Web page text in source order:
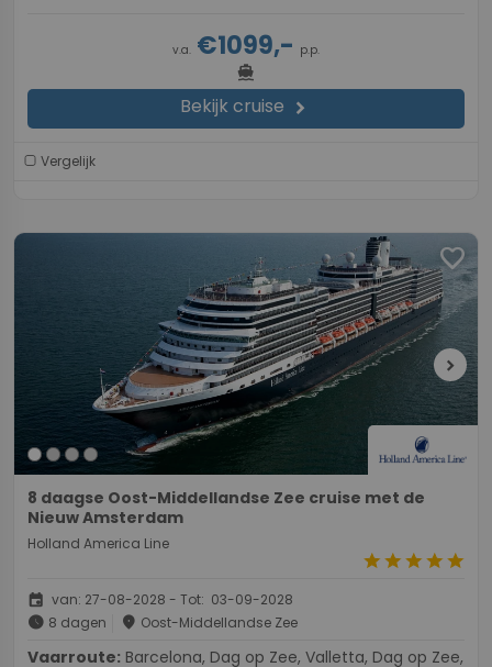
v.a. €1099,- p.p.
directions_boat
Bekijk cruise chevron_right
Vergelijk
favorite
chevron_right
8 daagse Oost-Middellandse Zee cruise met de
Nieuw Amsterdam
Holland America Line
starstarstarstarstar
event van: 27-08-2028 - Tot: 03-09-2028
schedule 8 dagen place Oost-Middellandse Zee
Vaarroute: